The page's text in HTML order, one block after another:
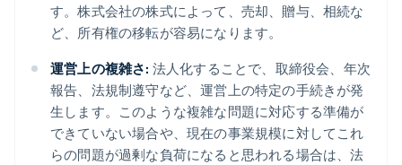
す。株式会社の株式によって、売却、贈与、相続な
ど、所有権の移転が容易になります。
運営上の複雑さ: 法人化することで、取締役会、年次
報告、法規制遵守など、運営上の特定の手続きが発
生します。このような複雑な問題に対応する準備が
できていない場合や、現在の事業規模に対してこれ
らの問題が過剰な負荷になると思われる場合は、法